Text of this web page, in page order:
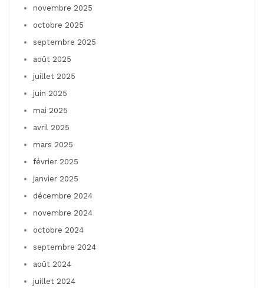
novembre 2025
octobre 2025
septembre 2025
août 2025
juillet 2025
juin 2025
mai 2025
avril 2025
mars 2025
février 2025
janvier 2025
décembre 2024
novembre 2024
octobre 2024
septembre 2024
août 2024
juillet 2024